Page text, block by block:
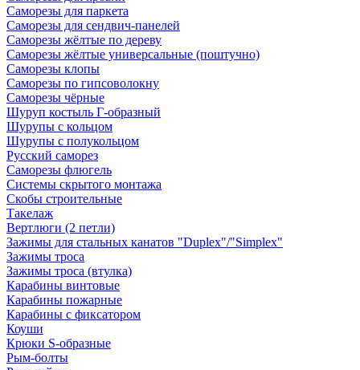
Саморезы для паркета
Саморезы для сендвич-панелей
Саморезы жёлтые по дереву
Саморезы жёлтые универсальные (поштучно)
Саморезы клопы
Саморезы по гипсоволокну
Саморезы чёрные
Шуруп костыль Г-образный
Шурупы с кольцом
Шурупы с полукольцом
Русский саморез
Саморезы флюгель
Системы скрытого монтажа
Скобы строительные
Такелаж
Вертлюги (2 петли)
Зажимы для стальных канатов "Duplex"/"Simplex"
Зажимы троса
Зажимы троса (втулка)
Карабины винтовые
Карабины пожарные
Карабины с фиксатором
Коуши
Крюки S-образные
Рым-болты